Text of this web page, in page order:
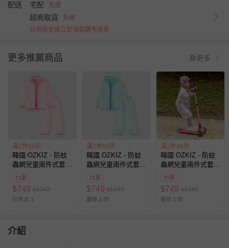
配送 宅配 免運
超商取貨
免運
註冊新會員立即領首購免運券
更多推薦商品 看更多
滿2件88折
韓國 OZKIZ - 防蚊
蟲網兒童兩件式套
裝-桃粉
71折
$749 $1049
已售出 1
滿2件88折
韓國 OZKIZ - 防蚊
蟲網兒童兩件式套
裝-湖水綠
71折
$749 $1049
最新上架
滿2件88折
韓國 OZKIZ - 防蚊
蟲網兒童兩件式套
裝-橘X彩色暈染
71折
$749 $1049
最新上架
介紹